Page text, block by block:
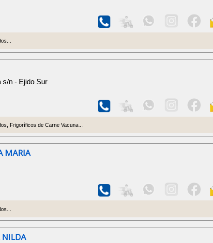
s/n - Ejido Sur
Frigoríficos de Carne Vacuna...
MARIA
NILDA